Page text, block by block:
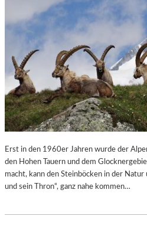
Erst in den 1960er Jahren wurde der
den Hohen Tauern und dem
macht, kann den Steinböcken in der
und sein Thron“, ganz nahe kommen…